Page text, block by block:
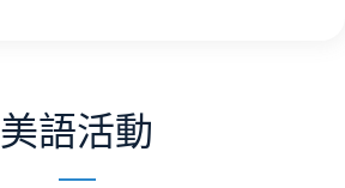
美語活動